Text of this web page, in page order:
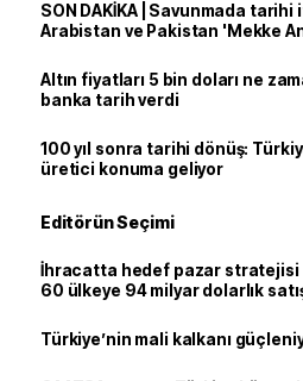
SON DAKİKA | Savunmada
Arabistan ve Pakistan 'Mekke
Altın fiyatları 5 bin doları ne
banka tarih verdi
100 yıl sonra tarihi dönüş:
üretici konuma geliyor
Editörün Seçimi
İhracatta hedef pazar stratejisi
60 ülkeye 94 milyar dolarlık
Türkiye’nin mali kalkanı